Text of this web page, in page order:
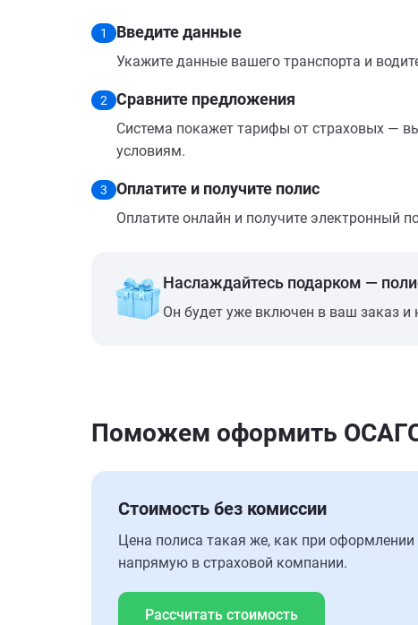
1 Введите данные
Укажите данные вашего транспорта и
2 Сравните предложения
Система покажет тарифы от страховых —
условиям.
3 Оплатите и получите полис
Оплатите онлайн и получите электронный
Наслаждайтесь подарком —
Он будет уже включен в ваш заказ и
Поможем оформить ОСАГО
Стоимость без комиссии
Цена полиса такая же, как при оформлении
напрямую в страховой компании.
Рассчитать стоимость